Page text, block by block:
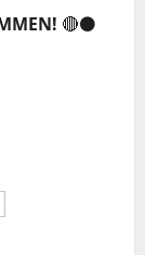
🔴⚫️